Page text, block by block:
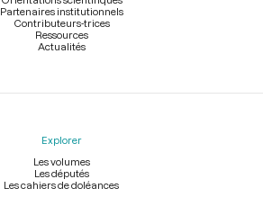
Partenaires institutionnels
Contributeurs-trices
Ressources
Actualités
Explorer
Les volumes
Les députés
Les cahiers de doléances